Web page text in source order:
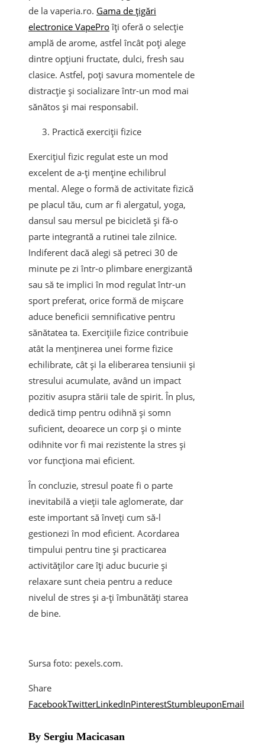
de la vaperia.ro. Gama de ţigări
electronice VapeProîți oferă o selecție
amplă de arome, astfel încât poți alege
dintre opțiuni fructate, dulci, fresh sau
clasice. Astfel, poți savura momentele de
distracție și socializare într-un mod mai
sănătos și mai responsabil.
Practică exerciții fizice
Exercițiul fizic regulat este un mod
excelent de a-ți menține echilibrul
mental. Alege o formă de activitate fizică
pe placul tău, cum ar fi alergatul, yoga,
dansul sau mersul pe bicicletă și fă-o
parte integrantă a rutinei tale zilnice.
Indiferent dacă alegi să petreci 30 de
minute pe zi într-o plimbare energizantă
sau să te implici în mod regulat într-un
sport preferat, orice formă de mișcare
aduce beneficii semnificative pentru
sănătatea ta. Exercițiile fizice contribuie
atât la menținerea unei forme fizice
echilibrate, cât și la eliberarea tensiunii și
stresului acumulate, având un impact
pozitiv asupra stării tale de spirit. În plus,
dedică timp pentru odihnă și somn
suficient, deoarece un corp și o minte
odihnite vor fi mai rezistente la stres și
vor funcționa mai eficient.
În concluzie, stresul poate fi o parte
inevitabilă a vieții tale aglomerate, dar
este important să înveți cum să-l
gestionezi în mod eficient. Acordarea
timpului pentru tine și practicarea
activităților care îți aduc bucurie și
relaxare sunt cheia pentru a reduce
nivelul de stres și a-ți îmbunătăți starea
de bine.
Sursa foto: pexels.com.
Share
FacebookTwitterLinkedInPinterestStumbleuponEmail
By Sergiu Macicasan